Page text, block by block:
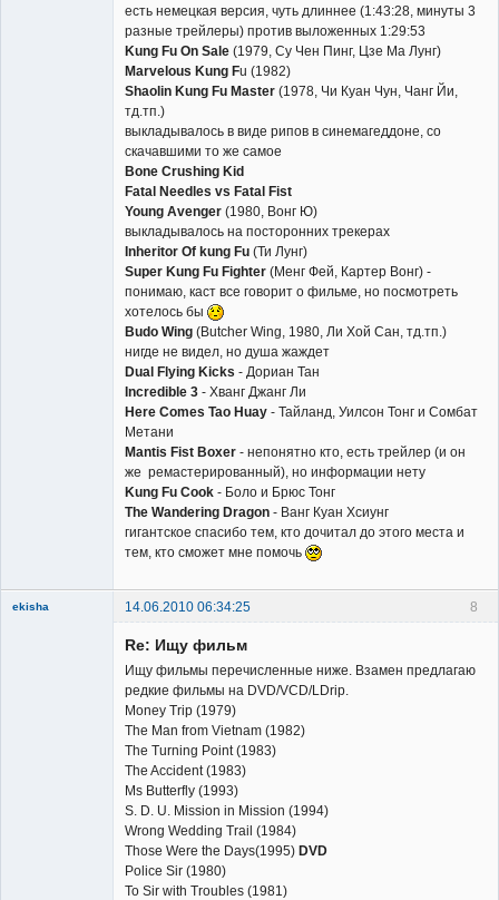
есть немецкая версия, чуть длиннее (1:43:28, минуты 3
разные трейлеры) против выложенных 1:29:53
Kung Fu On Sale (1979, Су Чен Пинг, Цзе Ма Лунг)
Marvelous Kung Fu (1982)
Shaolin Kung Fu Master (1978, Чи Куан Чун, Чанг Йи,
тд.тп.)
выкладывалось в виде рипов в синемагеддоне, со
скачавшими то же самое
Bone Crushing Kid
Fatal Needles vs Fatal Fist
Young Avenger (1980, Вонг Ю)
выкладывалось на посторонних трекерах
Inheritor Of kung Fu (Ти Лунг)
Super Kung Fu Fighter (Менг Фей, Картер Вонг) -
понимаю, каст все говорит о фильме, но посмотреть
хотелось бы
Budo Wing (Butcher Wing, 1980, Ли Хой Сан, тд.тп.)
нигде не видел, но душа жаждет
Dual Flying Kicks - Дориан Тан
Incredible 3 - Хванг Джанг Ли
Here Comes Tao Huay - Тайланд, Уилсон Тонг и Сомбат
Метани
Mantis Fist Boxer - непонятно кто, есть трейлер (и он
же ремастерированный), но информации нету
Kung Fu Cook - Боло и Брюс Тонг
The Wandering Dragon - Ванг Куан Хсиунг
гигантское спасибо тем, кто дочитал до этого места и
тем, кто сможет мне помочь
8
ekisha 14.06.2010 06:34:25
Re: Ищу фильм
Ищу фильмы перечисленные ниже. Взамен предлагаю
редкие фильмы на DVD/VCD/LDrip.
Money Trip (1979)
The Man from Vietnam (1982)
The Turning Point (1983)
The Accident (1983)
Ms Butterfly (1993)
S. D. U. Mission in Mission (1994)
Wrong Wedding Trail (1984)
Those Were the Days(1995) DVD
Police Sir (1980)
To Sir with Troubles (1981)